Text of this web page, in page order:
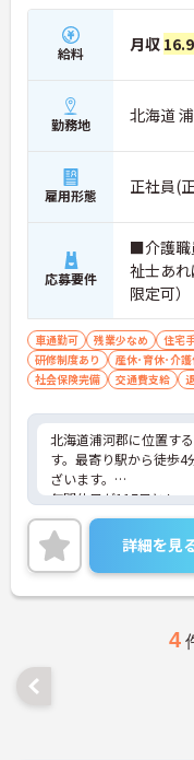
給料 月収
勤務地 北海道
雇用形態 正社員(
応募要件
■介護職
祉士あ
限定可
車通勤可 残業少なめ 住宅
研修制度あり
産休･育休･介
社会保険完備
交通費支給
北海道浦河郡に位置す
す。最寄り駅から徒歩
ざいます。
年間休日が117日とし
で、ワークライフバラ
すめです。
日勤のみで残業は月平
終了後の予定も立てや
ご興味のある方には、
詳細を見
4